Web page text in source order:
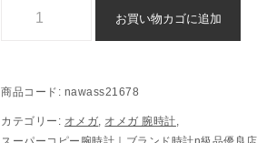
お買い物カゴに追加
商品コード: nawass21678
カテゴリー: オメガ オメガ 腕時計